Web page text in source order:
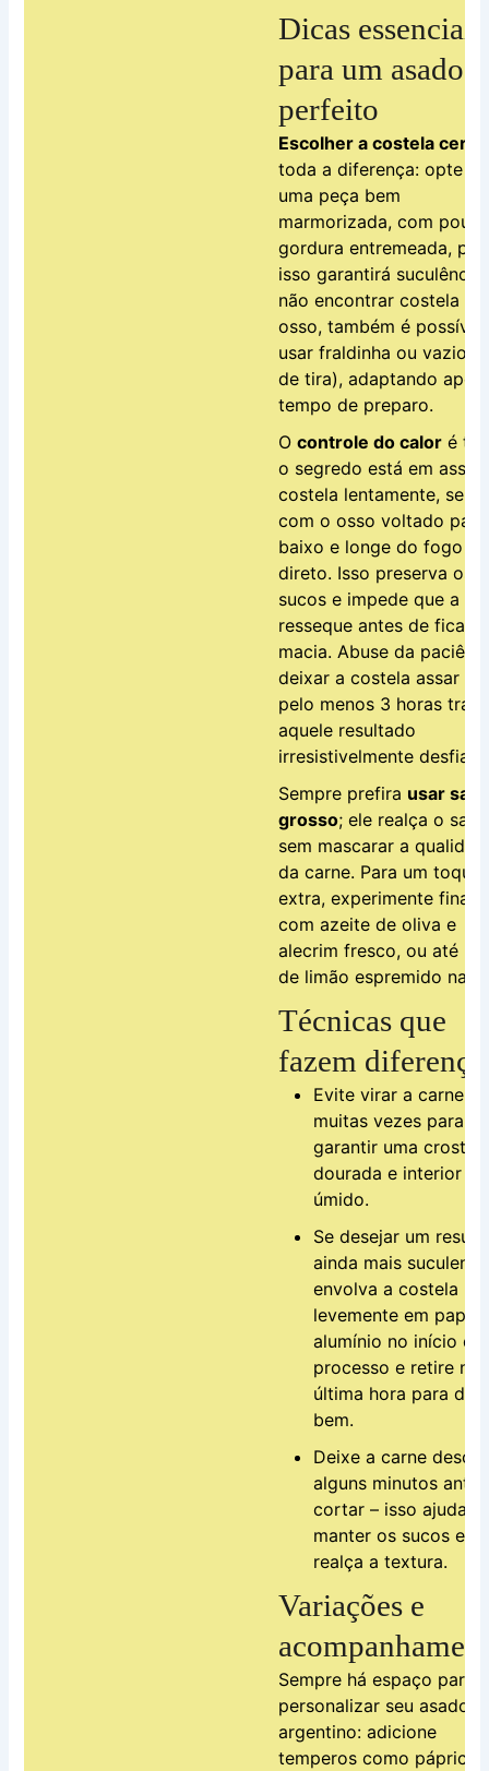
Dicas essenciais
para um asado
perfeito
Escolher a costela certa
toda a diferença: opte
uma peça bem
marmorizada, com
gordura entremeada,
isso garantirá
não encontrar costela
osso, também é possível
usar fraldinha ou vazio
de tira), adaptando
tempo de preparo.
Ocontrole do calor é
o segredo está em assar
costela lentamente,
com o osso voltado para
baixo e longe do fogo
direto. Isso preserva os
sucos e impede que a
resseque antes de ficar
macia. Abuse da
deixar a costela assar
pelo menos 3 horas trará
aquele resultado
irresistivelmente
Sempre prefira usar sal
grosso; ele realça o
sem mascarar a
da carne. Para um toque
extra, experimente
com azeite de oliva e
alecrim fresco, ou até
de limão espremido na
Técnicas que
fazem diferença
Evite virar a carne
muitas vezes para
garantir uma crosta
dourada e interior
úmido.
Se desejar um
ainda mais
envolva a costela
levemente em papel
alumínio no início do
processo e retire na
última hora para
bem.
Deixe a carne
alguns minutos
cortar – isso ajuda a
manter os sucos e
realça a textura.
Variações e
Sempre há espaço para
personalizar seu asado
argentino: adicione
temperos como páprica